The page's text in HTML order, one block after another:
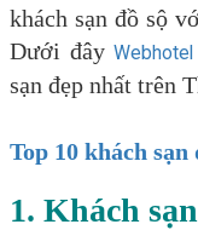
khách sạn đồ sộ
Dưới đâyWebhotel
sạn đẹp nhất trên
Top 10 khách
1. Khách